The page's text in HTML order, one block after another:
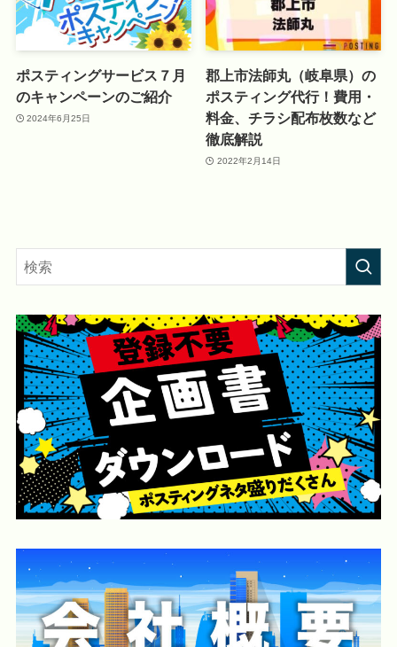
ポスティングサービス７月
のキャンペーンのご紹介
2024年6月25日
郡上市法師丸（岐阜県）の
ポスティング代行！費用・
料金、チラシ配布枚数など
徹底解説
2022年2月14日